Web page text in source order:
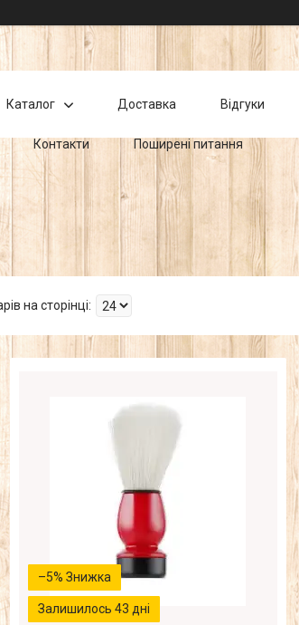
Каталог Доставка Відгуки
Контакти Поширені питання
–5%
Залишилось 43 дні